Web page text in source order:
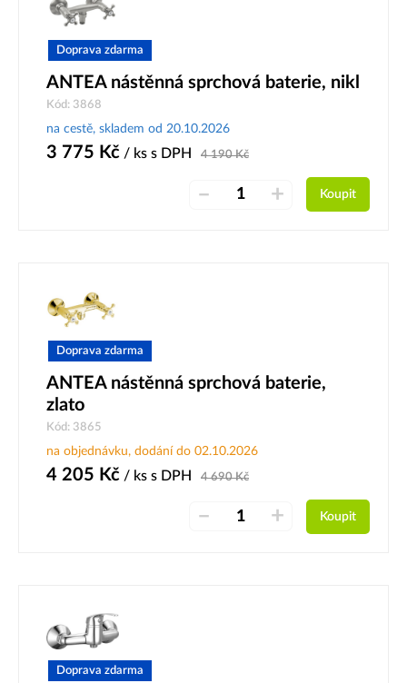
Doprava zdarma
ANTEA nástěnná sprchová baterie, nikl
Kód: 3868
na cestě, skladem od 20.10.2026
3 775 Kč / ks s DPH 4 190Kč
– + Koupit
Doprava zdarma
ANTEA nástěnná sprchová baterie,
zlato
Kód: 3865
na objednávku, dodání do 02.10.2026
4 205 Kč / ks s DPH 4 690Kč
– + Koupit
Doprava zdarma